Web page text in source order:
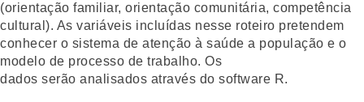
(orientação familiar, orientação comunitária, competência
cultural). As variáveis incluídas nesse roteiro pretendem
conhecer o sistema de atenção à saúde a população e o
modelo de processo de trabalho. Os
dados serão analisados através do software R.